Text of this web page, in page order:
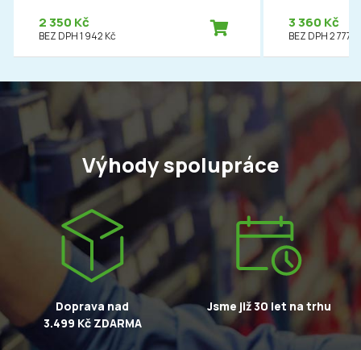
2 350 Kč
BEZ DPH 1 942 Kč
3 360 Kč
BEZ DPH 2 777
Výhody spolupráce
Doprava nad
3.499 Kč ZDARMA
Jsme již 30 let na trhu